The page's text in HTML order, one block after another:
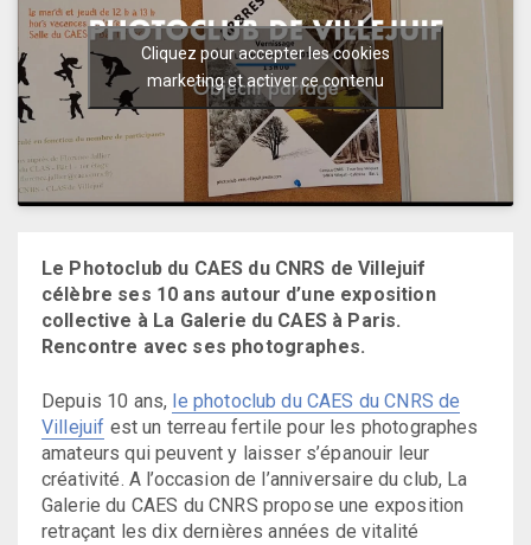
Cliquez pour accepter les cookies
marketing et activer ce contenu
Le Photoclub du CAES du CNRS de Villejuif
célèbre ses 10 ans autour d’une exposition
collective à La Galerie du CAES à Paris.
Rencontre avec ses photographes.
Depuis 10 ans, le photoclub du CAES du CNRS de
Villejuif est un terreau fertile pour les photographes
amateurs qui peuvent y laisser s’épanouir leur
créativité. A l’occasion de l’anniversaire du club, La
Galerie du CAES du CNRS propose une exposition
retraçant les dix dernières années de vitalité